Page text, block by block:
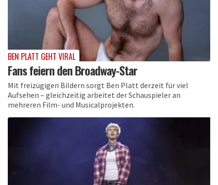
BEN PLATT GEHT VIRAL
Fans feiern den Broadway-Star
Mit freizügigen Bildern sorgt Ben Platt derzeit für viel
Aufsehen – gleichzeitig arbeitet der Schauspieler an
mehreren Film- und Musicalprojekten.